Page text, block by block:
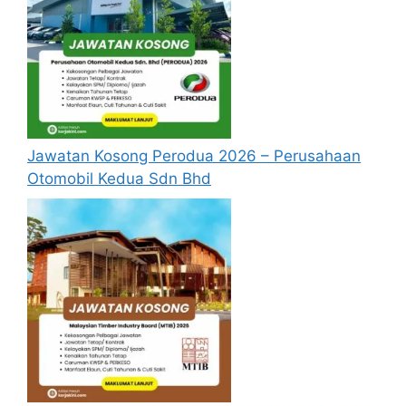
Calon hendaklah warganegara Malaysia
berusia tidak kurang daripada 18 tahun
pada tarikh tutup permohonan jawatan.
Berkelayakan dan melepasi syarat-syarat
pelantikan yang telah ditetapkan bagi
setiap jawatan kosong Pos Malaysia
2024 yang hendak dipohon, Sila baca
pada lampiran yang kami telah sediakan
seperti berikut.
Cara Mohon Jawatan Kosong
Pos Malaysia
Permohonan jawatan kosong Pos
Malaysia Berhad diatas hendaklah
melalui portal rasmi MYFutureJobs di
https://myfuturejobs.gov.my/
Jawatan Kosong Perodua 2026 – Perusahaan
Otomobil Kedua Sdn Bhd